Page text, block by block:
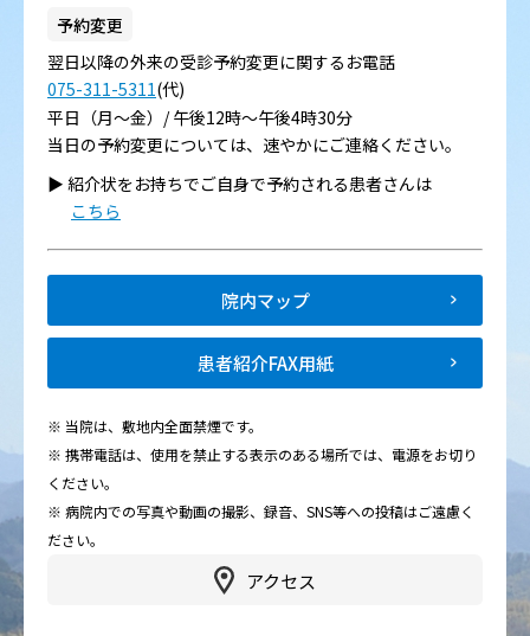
アクセス
予約変更
翌日以降の外来の受診予約変更に関するお電話
075-311-5311(代)
平日（月～金）/ 午後12時～午後4時30分
当日の予約変更については、速やかにご連絡ください。
▶︎ 紹介状をお持ちでご自身で予約される患者さんは
こちら
院内マップ
患者紹介FAX用紙
※ 当院は、敷地内全面禁煙です。
※ 携帯電話は、使用を禁止する表示のある場所では、電源をお切り
ください。
※ 病院内での写真や動画の撮影、録音、SNS等への投稿はご遠慮く
ださい。